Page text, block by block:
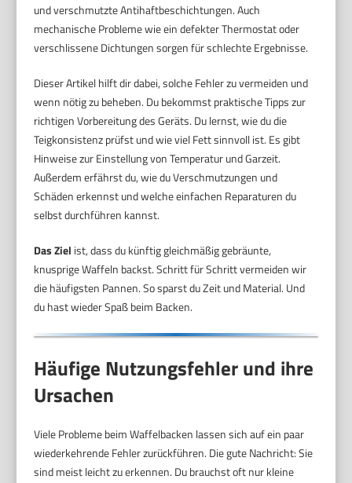
und verschmutzte Antihaftbeschichtungen. Auch
mechanische Probleme wie ein defekter Thermostat oder
verschlissene Dichtungen sorgen für schlechte Ergebnisse.
Dieser Artikel hilft dir dabei, solche Fehler zu vermeiden und
wenn nötig zu beheben. Du bekommst praktische Tipps zur
richtigen Vorbereitung des Geräts. Du lernst, wie du die
Teigkonsistenz prüfst und wie viel Fett sinnvoll ist. Es gibt
Hinweise zur Einstellung von Temperatur und Garzeit.
Außerdem erfährst du, wie du Verschmutzungen und
Schäden erkennst und welche einfachen Reparaturen du
selbst durchführen kannst.
Das Ziel ist, dass du künftig gleichmäßig gebräunte,
knusprige Waffeln backst. Schritt für Schritt vermeiden wir
die häufigsten Pannen. So sparst du Zeit und Material. Und
du hast wieder Spaß beim Backen.
Häufige Nutzungsfehler und ihre
Ursachen
Viele Probleme beim Waffelbacken lassen sich auf ein paar
wiederkehrende Fehler zurückführen. Die gute Nachricht: Sie
sind meist leicht zu erkennen. Du brauchst oft nur kleine